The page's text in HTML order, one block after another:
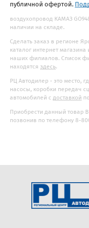
публичной офертой.
воздухопровод КАМАЗ
наличии на складе.
Сделать заказ в регионе
каталог интернет
наших филиалов. Список
находятся здесь.
РЦ Автодилер - это место,
насосы, коробки передач
автомобилей с доставкой
Приобрести данный товар
позвонив по телефону 8-